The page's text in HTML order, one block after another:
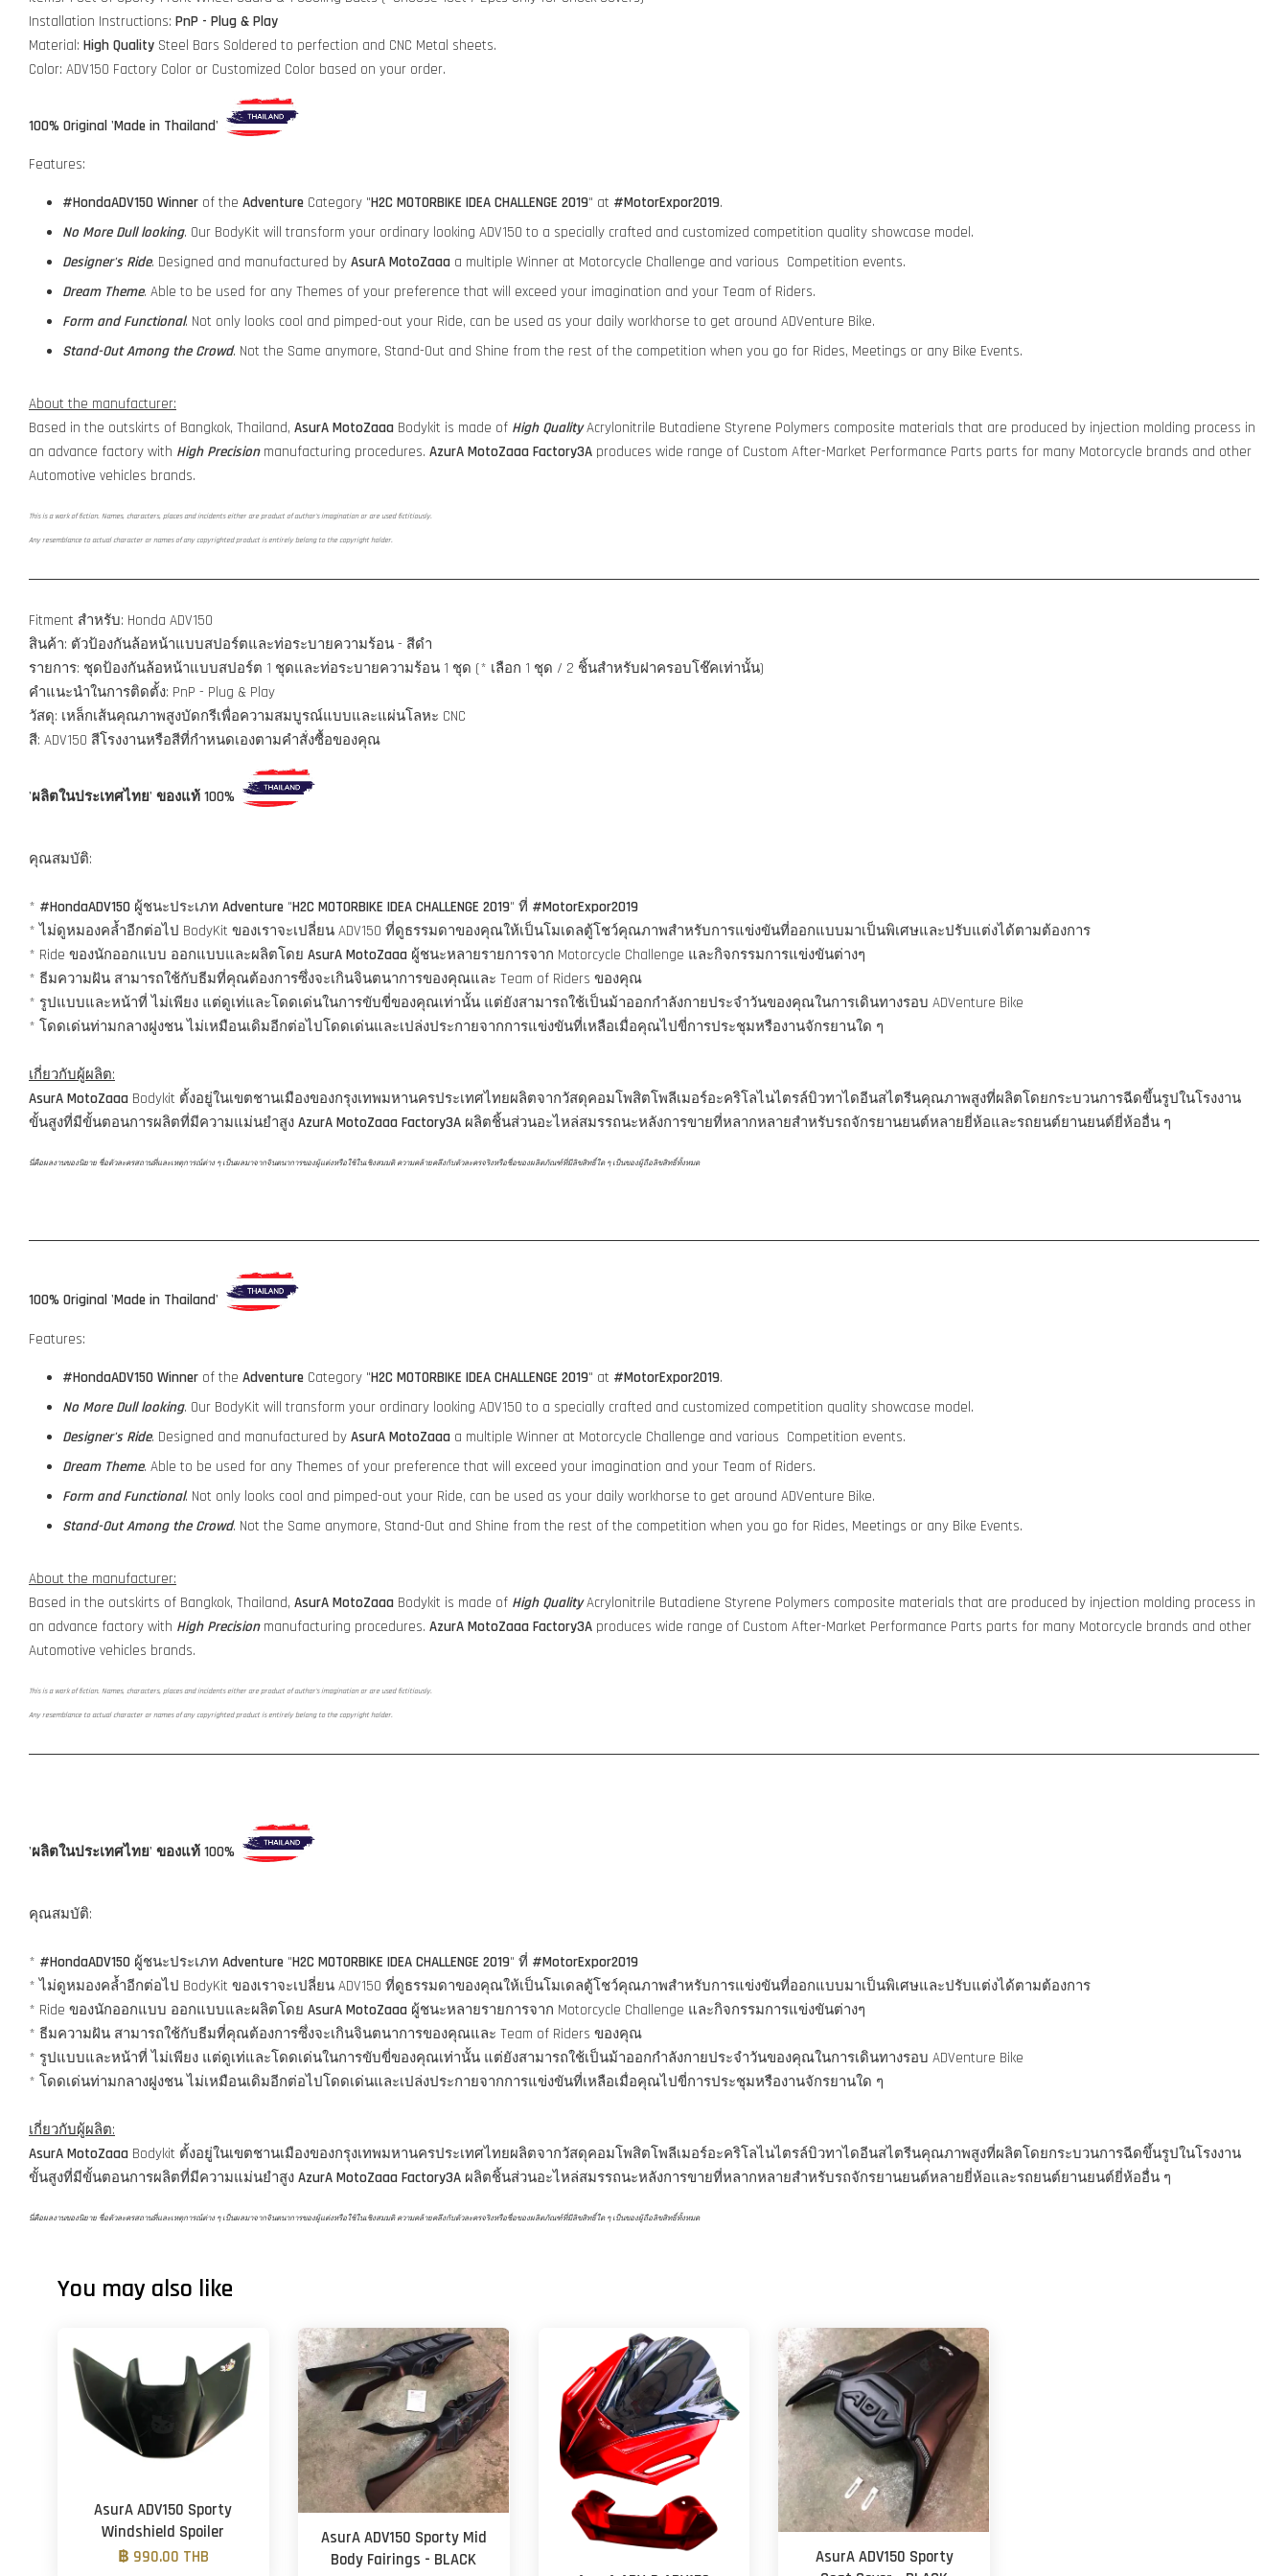
Installation Instructions: PnP - Plug & Play
Material: High Quality Steel Bars Soldered to perfection and CNC Metal sheets.
Color: ADV150 Factory Color or Customized Color based on your order.
100% Original 'Made in Thailand'
Features:
#HondaADV150 Winner of the Adventure Category "H2C MOTORBIKE IDEA CHALLENGE 2019" at #MotorExpor2019.
No More Dull looking. Our BodyKit will transform your ordinary looking ADV150 to a specially crafted and customized competition quality showcase model.
Designer's Ride. Designed and manufactured by AsurA MotoZaaa a multiple Winner at Motorcycle Challenge and various Competition events.
Dream Theme. Able to be used for any Themes of your preference that will exceed your imagination and your Team of Riders.
Form and Functional. Not only looks cool and pimped-out your Ride, can be used as your daily workhorse to get around ADVenture Bike.
Stand-Out Among the Crowd. Not the Same anymore, Stand-Out and Shine from the rest of the competition when you go for Rides, Meetings or any Bike Events.
About the manufacturer:
Based in the outskirts of Bangkok, Thailand, AsurA MotoZaaa Bodykit is made of High QualityAcrylonitrile Butadiene Styrene Polymers composite materials that are produced by injection molding process in
an advance factory with High Precisionmanufacturing procedures. AzurA MotoZaaa Factory3A produces wide range of Custom After-Market Performance Parts parts for many Motorcycle brands and other
Automotive vehicles brands.
This is a work of fiction. Names, characters, places and incidents either are product of author's imagination or are used fictitiously.
Any resemblance to actual character or names of any copyrighted product is entirely belong to the copyright holder.
Fitment สำหรับ: Honda ADV150
สินค้า: ตัวป้องกันล้อหน้าแบบสปอร์ตและท่อระบายความร้อน - สีดำ
รายการ: ชุดป้องกันล้อหน้าแบบสปอร์ต 1 ชุดและท่อระบายความร้อน 1 ชุด (* เลือก 1 ชุด / 2 ชิ้นสำหรับฝาครอบโช๊คเท่านั้น)
คำแนะนำในการติดตั้ง: PnP - Plug & Play
วัสดุ: เหล็กเส้นคุณภาพสูงบัดกรีเพื่อความสมบูรณ์แบบและแผ่นโลหะ CNC
สี: ADV150 สีโรงงานหรือสีที่กำหนดเองตามคำสั่งซื้อของคุณ
'ผลิตในประเทศไทย' ของแท้ 100%
คุณสมบัติ:
* #HondaADV150 ผู้ชนะประเภท Adventure "H2C MOTORBIKE IDEA CHALLENGE 2019" ที่ #MotorExpor2019
* ไม่ดูหมองคล้ำอีกต่อไป BodyKit ของเราจะเปลี่ยน ADV150 ที่ดูธรรมดาของคุณให้เป็นโมเดลตู้โชว์คุณภาพสำหรับการแข่งขันที่ออกแบบมาเป็นพิเศษและปรับแต่งได้ตามต้องการ
* Ride ของนักออกแบบ ออกแบบและผลิตโดย AsurA MotoZaaa ผู้ชนะหลายรายการจาก Motorcycle Challenge และกิจกรรมการแข่งขันต่างๆ
* ธีมความฝัน สามารถใช้กับธีมที่คุณต้องการซึ่งจะเกินจินตนาการของคุณและ Team of Riders ของคุณ
* รูปแบบและหน้าที่ ไม่เพียง แต่ดูเท่และโดดเด่นในการขับขี่ของคุณเท่านั้น แต่ยังสามารถใช้เป็นม้าออกกำลังกายประจำวันของคุณในการเดินทางรอบ ADVenture Bike
* โดดเด่นท่ามกลางฝูงชน ไม่เหมือนเดิมอีกต่อไปโดดเด่นและเปล่งประกายจากการแข่งขันที่เหลือเมื่อคุณไปขี่การประชุมหรืองานจักรยานใด ๆ
เกี่ยวกับผู้ผลิต:
AsurA MotoZaaa Bodykit ตั้งอยู่ในเขตชานเมืองของกรุงเทพมหานครประเทศไทยผลิตจากวัสดุคอมโพสิตโพลีเมอร์อะคริโลไนไตรล์บิวทาไดอีนสไตรีนคุณภาพสูงที่ผลิตโดยกระบวนการฉีดขึ้นรูปในโรงงาน
ขั้นสูงที่มีขั้นตอนการผลิตที่มีความแม่นยำสูง AzurA MotoZaaa Factory3A ผลิตชิ้นส่วนอะไหล่สมรรถนะหลังการขายที่หลากหลายสำหรับรถจักรยานยนต์หลายยี่ห้อและรถยนต์ยานยนต์ยี่ห้ออื่น ๆ
นี่คือผลงานของนิยาย ชื่อตัวละครสถานที่และเหตุการณ์ต่าง ๆ เป็นผลมาจากจินตนาการของผู้แต่งหรือใช้ในเชิงสมมติ ความคล้ายคลึงกับตัวละครจริงหรือชื่อของผลิตภัณฑ์ที่มีลิขสิทธิ์ใด ๆ เป็นของผู้ถือลิขสิทธิ์ทั้งหมด
100% Original 'Made in Thailand'
Features:
#HondaADV150 Winner of the Adventure Category "H2C MOTORBIKE IDEA CHALLENGE 2019" at #MotorExpor2019.
No More Dull looking. Our BodyKit will transform your ordinary looking ADV150 to a specially crafted and customized competition quality showcase model.
Designer's Ride. Designed and manufactured by AsurA MotoZaaa a multiple Winner at Motorcycle Challenge and various Competition events.
Dream Theme. Able to be used for any Themes of your preference that will exceed your imagination and your Team of Riders.
Form and Functional. Not only looks cool and pimped-out your Ride, can be used as your daily workhorse to get around ADVenture Bike.
Stand-Out Among the Crowd. Not the Same anymore, Stand-Out and Shine from the rest of the competition when you go for Rides, Meetings or any Bike Events.
About the manufacturer:
Based in the outskirts of Bangkok, Thailand, AsurA MotoZaaa Bodykit is made of High QualityAcrylonitrile Butadiene Styrene Polymers composite materials that are produced by injection molding process in
an advance factory with High Precisionmanufacturing procedures. AzurA MotoZaaa Factory3A produces wide range of Custom After-Market Performance Parts parts for many Motorcycle brands and other
Automotive vehicles brands.
This is a work of fiction. Names, characters, places and incidents either are product of author's imagination or are used fictitiously.
Any resemblance to actual character or names of any copyrighted product is entirely belong to the copyright holder.
'ผลิตในประเทศไทย' ของแท้ 100%
คุณสมบัติ:
* #HondaADV150 ผู้ชนะประเภท Adventure "H2C MOTORBIKE IDEA CHALLENGE 2019" ที่ #MotorExpor2019
* ไม่ดูหมองคล้ำอีกต่อไป BodyKit ของเราจะเปลี่ยน ADV150 ที่ดูธรรมดาของคุณให้เป็นโมเดลตู้โชว์คุณภาพสำหรับการแข่งขันที่ออกแบบมาเป็นพิเศษและปรับแต่งได้ตามต้องการ
* Ride ของนักออกแบบ ออกแบบและผลิตโดย AsurA MotoZaaa ผู้ชนะหลายรายการจาก Motorcycle Challenge และกิจกรรมการแข่งขันต่างๆ
* ธีมความฝัน สามารถใช้กับธีมที่คุณต้องการซึ่งจะเกินจินตนาการของคุณและ Team of Riders ของคุณ
* รูปแบบและหน้าที่ ไม่เพียง แต่ดูเท่และโดดเด่นในการขับขี่ของคุณเท่านั้น แต่ยังสามารถใช้เป็นม้าออกกำลังกายประจำวันของคุณในการเดินทางรอบ ADVenture Bike
* โดดเด่นท่ามกลางฝูงชน ไม่เหมือนเดิมอีกต่อไปโดดเด่นและเปล่งประกายจากการแข่งขันที่เหลือเมื่อคุณไปขี่การประชุมหรืองานจักรยานใด ๆ
เกี่ยวกับผู้ผลิต:
AsurA MotoZaaa Bodykit ตั้งอยู่ในเขตชานเมืองของกรุงเทพมหานครประเทศไทยผลิตจากวัสดุคอมโพสิตโพลีเมอร์อะคริโลไนไตรล์บิวทาไดอีนสไตรีนคุณภาพสูงที่ผลิตโดยกระบวนการฉีดขึ้นรูปในโรงงาน
ขั้นสูงที่มีขั้นตอนการผลิตที่มีความแม่นยำสูง AzurA MotoZaaa Factory3A ผลิตชิ้นส่วนอะไหล่สมรรถนะหลังการขายที่หลากหลายสำหรับรถจักรยานยนต์หลายยี่ห้อและรถยนต์ยานยนต์ยี่ห้ออื่น ๆ
นี่คือผลงานของนิยาย ชื่อตัวละครสถานที่และเหตุการณ์ต่าง ๆ เป็นผลมาจากจินตนาการของผู้แต่งหรือใช้ในเชิงสมมติ ความคล้ายคลึงกับตัวละครจริงหรือชื่อของผลิตภัณฑ์ที่มีลิขสิทธิ์ใด ๆ เป็นของผู้ถือลิขสิทธิ์ทั้งหมด
You may also like
AsurA ADV150 Sporty
Windshield Spoiler
฿ 990.00 THB
AsurA ADV150 Sporty Mid
Body Fairings - BLACK
AsurA ADV150 Sporty